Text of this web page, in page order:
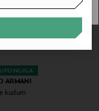
ARMANI
kudum